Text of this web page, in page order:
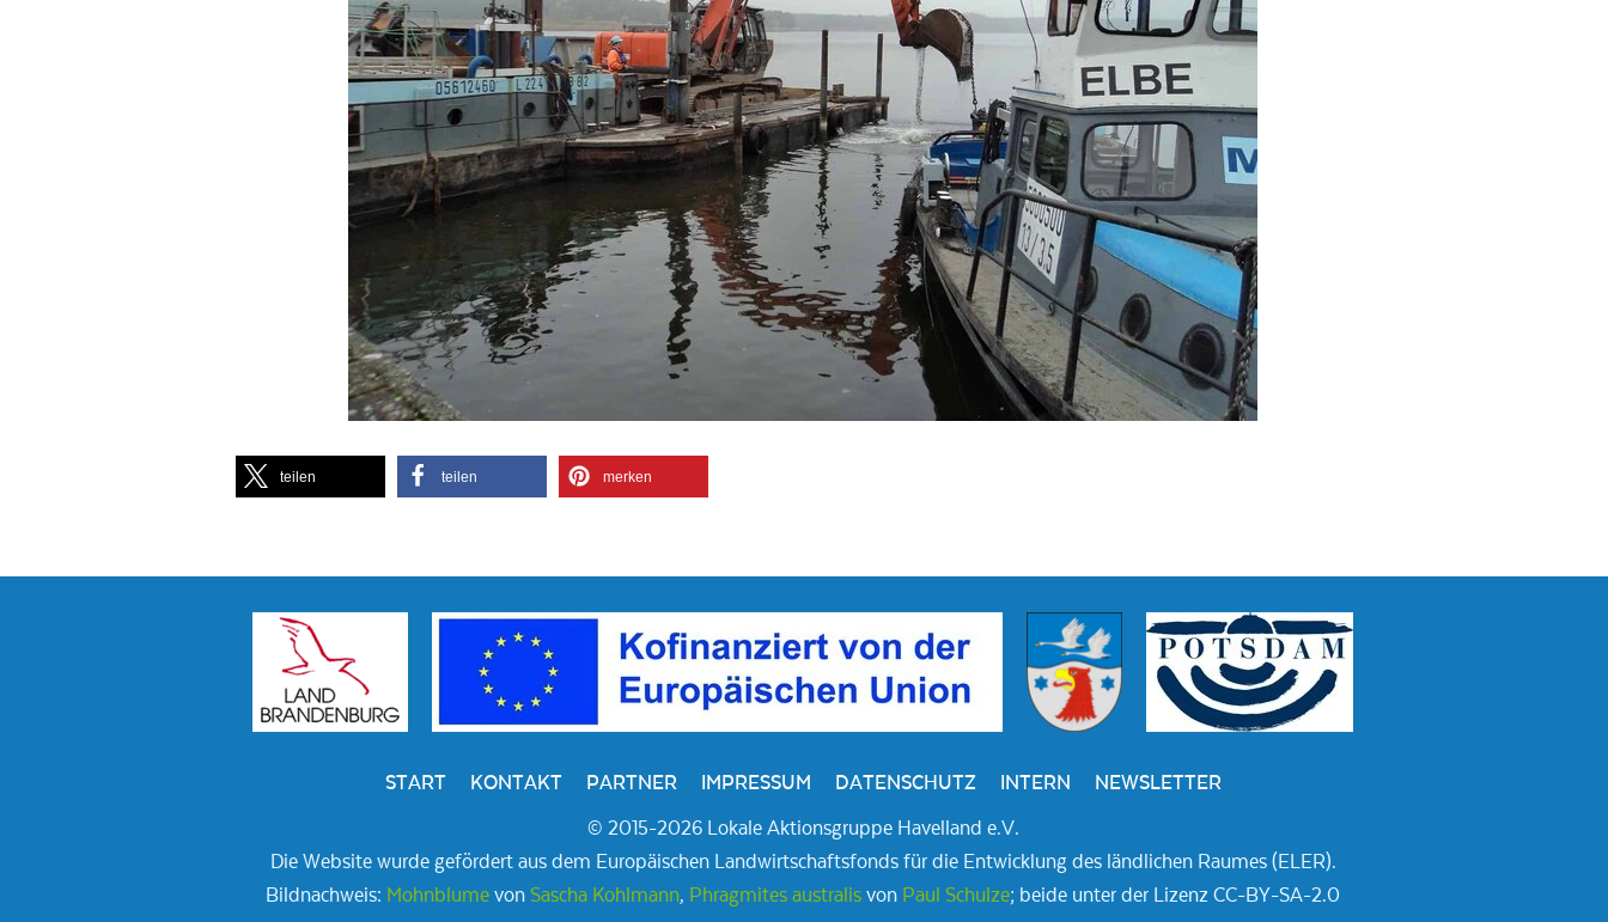
teilen teilen merken
START KONTAKT PARTNER IMPRESSUM DATENSCHUTZ INTERN
NEWSLETTER
© 2015-2026 Lokale Aktionsgruppe Havelland e.V.
Die Website wurde gefördert aus dem Europäischen Landwirtschaftsfonds für die Entwicklung des ländlichen Raumes (ELER).
Bildnachweis: Mohnblume vonSascha Kohlmann, Phragmites australis von Paul Schulze; beide unter der Lizenz CC-BY-SA-2.0